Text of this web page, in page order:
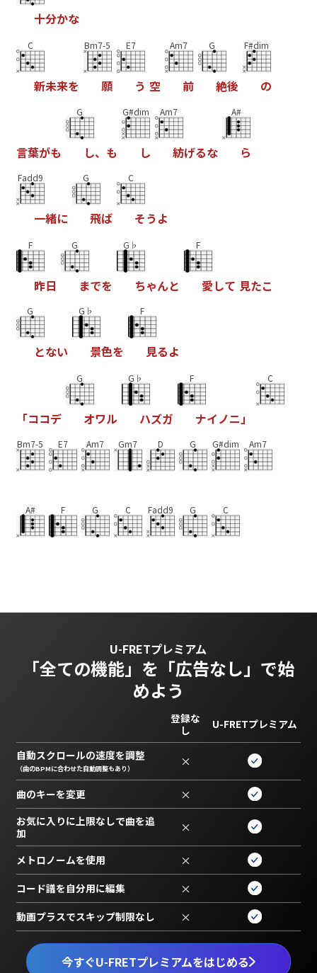
十分かな
C
新未来を
Bm7-5
願
E7
う 空
Am7
前
G
絶後
F#dim
の
言葉がも
G
し、 も
G#dim
し
Am7
紡げるな
A#
ら
Fadd9
一緒に
G
飛ば
C
そう よ
F
昨日
G
までを
G♭
ちゃんと
F
愛して 見たこ
G
とない
G♭
景色を
F
見るよ
「ココデ
G
オワル
G♭
ハズガ
F
ナイノニ 」
C
Bm7-5 E7 Am7 Gm7 D G G#dim Am7
A# F G C Fadd9 G C
U-FRETプレミアム
「全ての機能」を 「広告なし」で始
めよう
今すぐU-FRETプレミアムをはじめる
登録な
し
U-FRETプレミアム
自動スクロールの速度を調整
（曲のBPMに合わせた自動調整もあり） ×
曲のキーを変更 ×
お気に入りに上限なしで曲を追
加
×
メトロノームを使用 ×
コード譜を自分用に編集 ×
動画プラスでスキップ制限なし ×